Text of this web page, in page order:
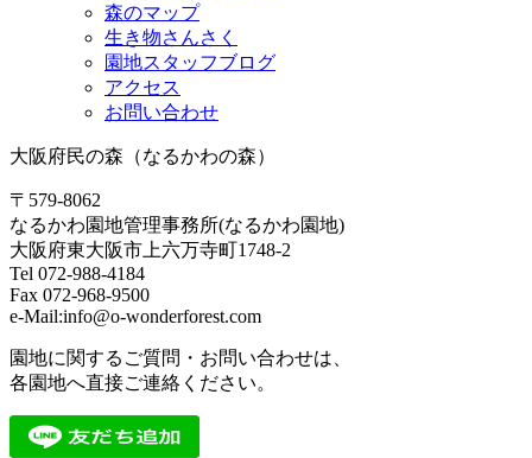
森のマップ
生き物さんさく
園地スタッフブログ
アクセス
お問い合わせ
大阪府民の森（なるかわの森）
〒579-8062
なるかわ園地管理事務所(なるかわ園地)
大阪府東大阪市上六万寺町1748-2
Tel 072-988-4184
Fax 072-968-9500
e-Mail:info@o-wonderforest.com
園地に関するご質問・お問い合わせは、
各園地へ直接ご連絡ください。